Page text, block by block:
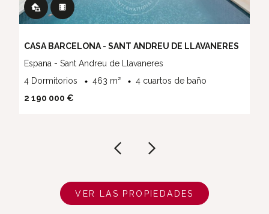
CASA BARCELONA - SANT ANDREU DE LLAVANERES
Espana - Sant Andreu de Llavaneres
4 Dormitorios
463 m²
4 cuartos de baño
2 190 000 €
VER LAS PROPIEDADES